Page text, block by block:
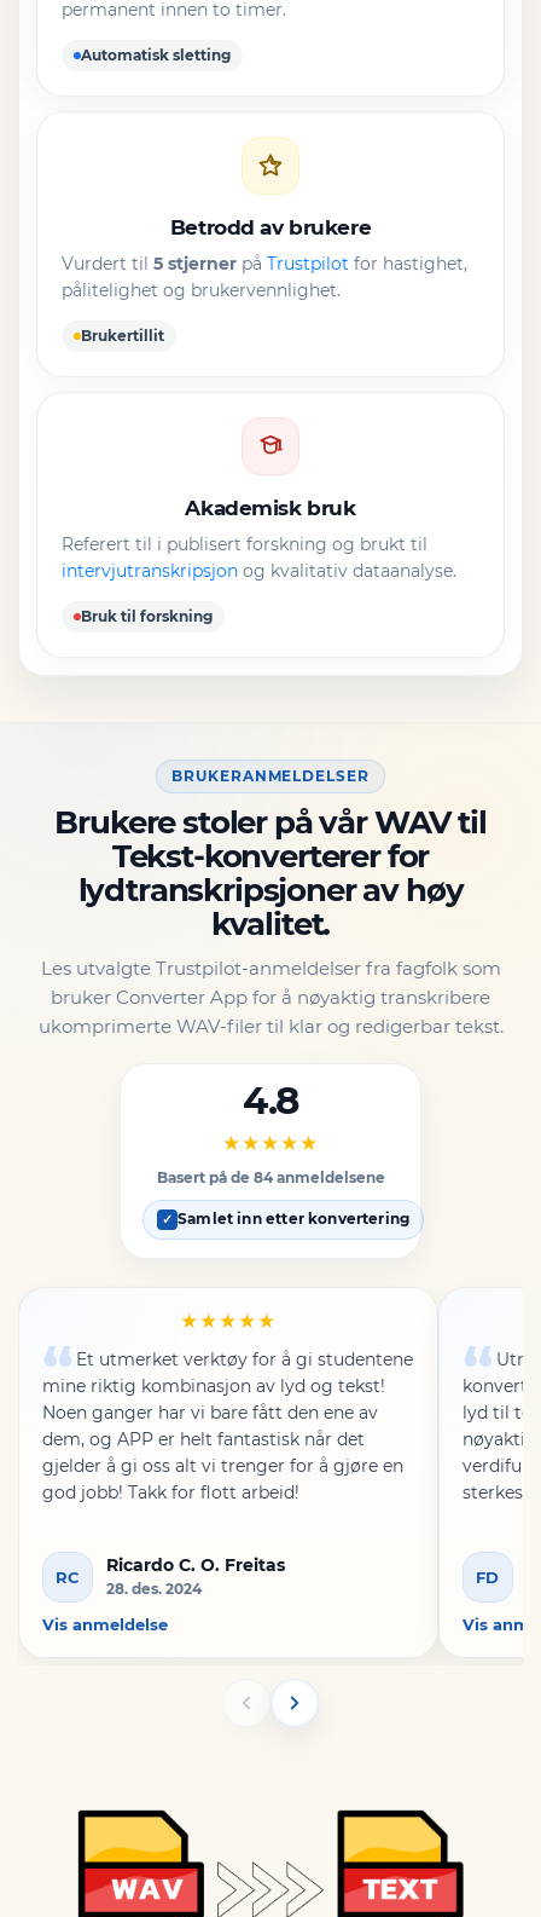
permanent innen to timer.
Automatisk sletting
Betrodd av brukere
Vurdert til 5 stjerner på Trustpilot for hastighet,
pålitelighet og brukervennlighet.
Brukertillit
Akademisk bruk
Referert til i publisert forskning og brukt til
intervjutranskripsjon og kvalitativ dataanalyse.
Bruk til forskning
BRUKERANMELDELSER
Brukere stoler på vår WAV til
Tekst-konverterer for
lydtranskripsjoner av høy
kvalitet.
Les utvalgte Trustpilot-anmeldelser fra fagfolk som
bruker Converter App for å nøyaktig transkribere
ukomprimerte WAV-filer til klar og redigerbar tekst.
4.8
★★★★★
Basert på de 84 anmeldelsene
✓ Samlet inn etter konvertering
★★★★★
Et utmerket verktøy for å gi studentene
mine riktig kombinasjon av lyd og tekst!
Noen ganger har vi bare fått den ene av
dem, og APP er helt fantastisk når det
gjelder å gi oss alt vi trenger for å gjøre en
god jobb! Takk for flott arbeid!
RC
Ricardo C. O. Freitas
28. des. 2024
Vis anmeldelse
lyd til
verdifull
FD
Vis